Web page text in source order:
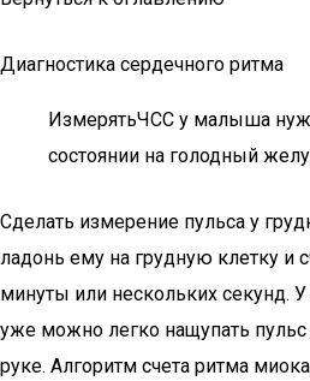
Диагностика сердечного ритма
ИзмерятьЧСС у малыша
состоянии на голодный
Сделать измерение пульса у
ладонь ему на грудную клетку и
минуты или нескольких секунд.
уже можно легко нащупать пульс
руке. Алгоритм счета ритма